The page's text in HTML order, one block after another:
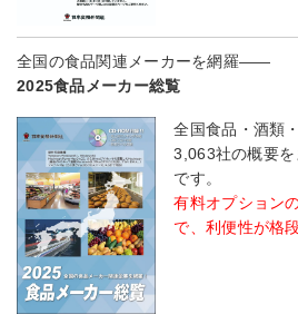
全国の食品関連メーカーを網羅――
2025食品メーカー総覧
全国食品・酒類
3,063社の概要
です。
有料オプション
で、利便性が格